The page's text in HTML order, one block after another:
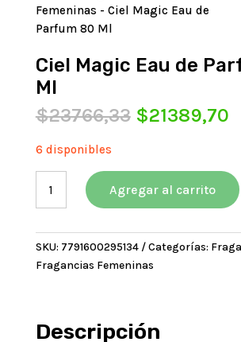
Femeninas - Ciel Magic Eau de
Parfum 80 Ml
Ciel Magic Eau de
Ml
$23766,33 El
era:
$23766,33.
$21389,70El
es:
6 disponibles
Magic
de
Parfum
80
Agregar al carrito
SKU: 7791600295134 Categorías:
Fragancias Femeninas
Descripción